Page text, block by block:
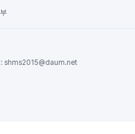
shms2015@daum.net